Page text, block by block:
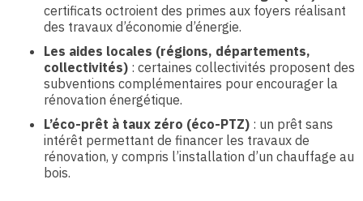
certificats octroient des primes aux foyers réalisant
des travaux d’économie d’énergie.
Les aides locales (régions, départements,
collectivités) : certaines collectivités proposent des
subventions complémentaires pour encourager la
rénovation énergétique.
L’éco-prêt à taux zéro (éco-PTZ) : un prêt sans
intérêt permettant de financer les travaux de
rénovation, y compris l’installation d’un chauffage au
bois.